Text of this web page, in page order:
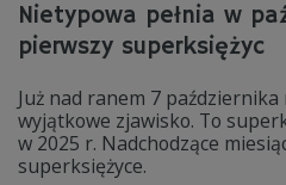
Nietypowa pełnia w
pierwszy superksiężyc
Już nad ranem 7
wyjątkowe zjawisko. To
w 2025 r. Nadchodzące
superksiężyce.